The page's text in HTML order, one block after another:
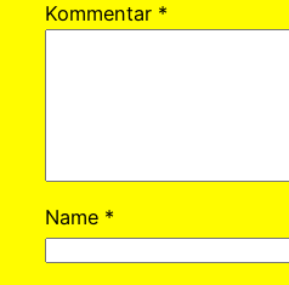
Kommentar *
Name *